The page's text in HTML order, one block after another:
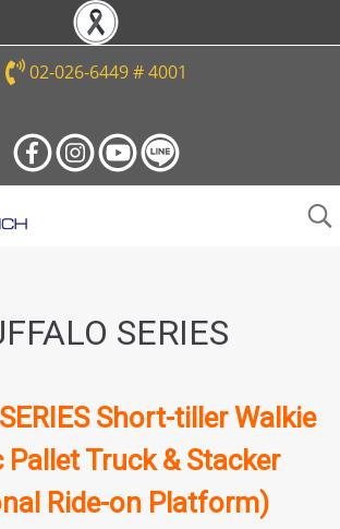
02-026-6449 # 4001
SERIES
SERIES Short-tiller Walkie
Pallet Truck & Stacker
Ride-on Platform)